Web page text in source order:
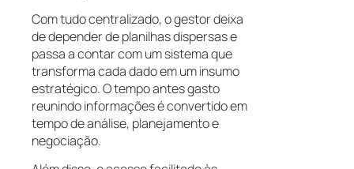
Com tudo centralizado, o gestor deixa
de depender de planilhas dispersas e
passa a contar com um sistema que
transforma cada dado em um insumo
estratégico. O tempo antes gasto
reunindo informações é convertido em
tempo de análise, planejamento e
negociação.